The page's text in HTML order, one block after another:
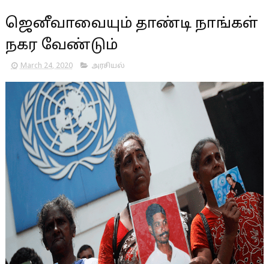
ஜெனீவாவையும் தாண்டி நாங்கள்
நகர வேண்டும்
March 24, 2020 அரசியல்